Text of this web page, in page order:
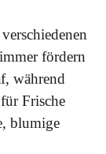
fördern
während
Frische
blumige